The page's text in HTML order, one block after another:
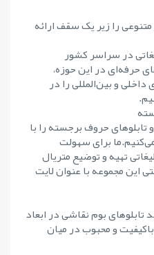
را زیر یک سقف ارائه
در سراسر کشور
حرفه‌ای در این حوزه،
و بین‌المللی را در
تابلوهای حروف برجسته را با
برای سهولت
تهیه و توضیع متریال
این مجموعه با عنوان لایت
بوم نقاشی در ابعاد
و محبوب در میان